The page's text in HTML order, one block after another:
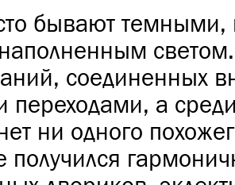
бывают темными,
соединенных
переходами, а
ни одного
получился